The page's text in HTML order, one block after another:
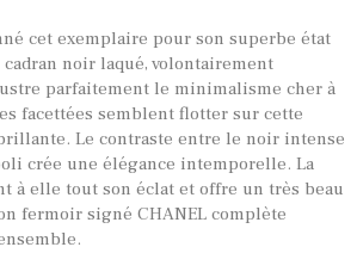
cet exemplaire pour son superbe état
noir laqué, volontairement
parfaitement le minimalisme cher à
facettées semblent flotter sur cette
Le contraste entre le noir intense
crée une élégance intemporelle. La
à elle tout son éclat et offre un très beau
fermoir signé CHANEL complète